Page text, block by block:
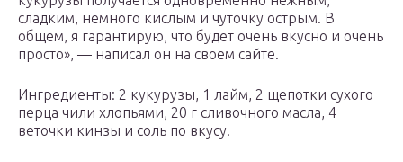
сладким, немного кислым и чуточку острым. В
общем, я гарантирую, что будет очень вкусно и очень
просто», — написал он на своем сайте.
Ингредиенты: 2 кукурузы, 1 лайм, 2 щепотки сухого
перца чили хлопьями, 20 г сливочного масла, 4
веточки кинзы и соль по вкусу.